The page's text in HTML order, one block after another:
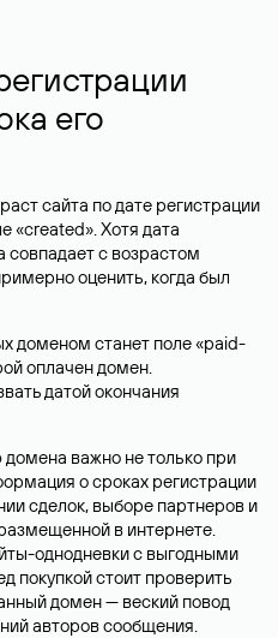
его
сайта по дате регистрации
«created». Хотя дата
совпадает с возрастом
оценить, когда был
доменом станет поле «paid-
оплачен домен.
датой окончания
важно не только при
о сроках регистрации
сделок, выборе партнеров и
в интернете.
однодневки с выгодными
покупкой стоит проверить
домен — веский повод
авторов сообщения.